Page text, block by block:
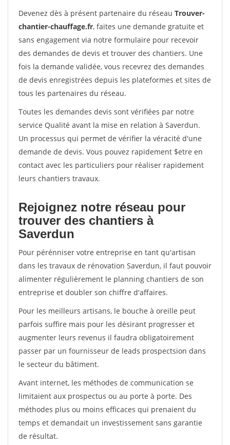
Devenez dès à présent partenaire du réseau Trouver-
chantier-chauffage.fr, faites une demande gratuite et
sans engagement via notre formulaire pour recevoir
des demandes de devis et trouver des chantiers. Une
fois la demande validée, vous recevrez des demandes
de devis enregistrées depuis les plateformes et sites de
tous les partenaires du réseau.
Toutes les demandes devis sont vérifiées par notre
service Qualité avant la mise en relation à Saverdun.
Un processus qui permet de vérifier la véracité d'une
demande de devis. Vous pouvez rapidement $etre en
contact avec les particuliers pour réaliser rapidement
leurs chantiers travaux.
Rejoignez notre réseau pour
trouver des chantiers à
Saverdun
Pour pérénniser votre entreprise en tant qu'artisan
dans les travaux de rénovation Saverdun, il faut pouvoir
alimenter régulièrement le planning chantiers de son
entreprise et doubler son chiffre d'affaires.
Pour les meilleurs artisans, le bouche à oreille peut
parfois suffire mais pour les désirant progresser et
augmenter leurs revenus il faudra obligatoirement
passer par un fournisseur de leads prospectsion dans
le secteur du bâtiment.
Avant internet, les méthodes de communication se
limitaient aux prospectus ou au porte à porte. Des
méthodes plus ou moins efficaces qui prenaient du
temps et demandait un investissement sans garantie
de résultat.